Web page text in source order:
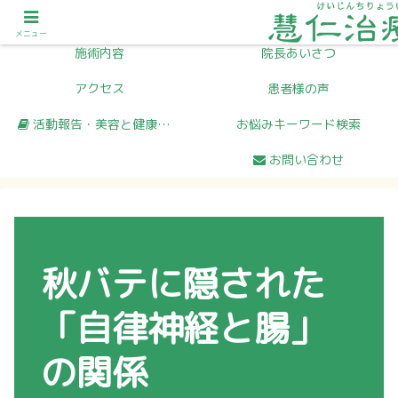
メニュー
施術内容 院長あいさつ
アクセス 患者様の声
活動報告・美容と健康コラム お悩みキーワード検索
お問い合わせ
秋バテに隠された
「自律神経と腸」
の関係
メニュー